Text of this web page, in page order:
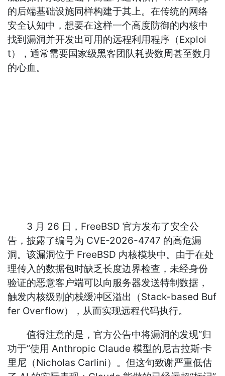
的后端基础设施同样构建于其上。在传统的网络
安全认知中，想要在这样一个高度防御的内核中
找到漏洞并开发出可用的远程利用程序（Exploi
t），通常需要国家级黑客团队耗费数周甚至数月
的心血。
3 月 26 日，FreeBSD 官方发布了安全公
告，披露了编号为 CVE-2026-4747 的高危漏
洞。该漏洞位于 FreeBSD 内核模块中。由于在处
理传入的数据包时缺乏长度边界检查，未经身份
验证的恶意客户端可以向服务器发送特制数据，
触发内核级别的栈缓冲区溢出（Stack-based Buf
fer Overflow），从而实现远程代码执行。
值得注意的是，官方公告中将漏洞的发现“归
功于”使用 Anthropic Claude 模型的尼古拉斯·卡
里尼（Nicholas Carlini）。但这句致谢严重低估